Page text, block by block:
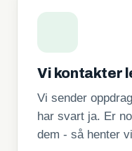
Vi kontakter
Vi sender
har svart ja. Er
dem - så henter